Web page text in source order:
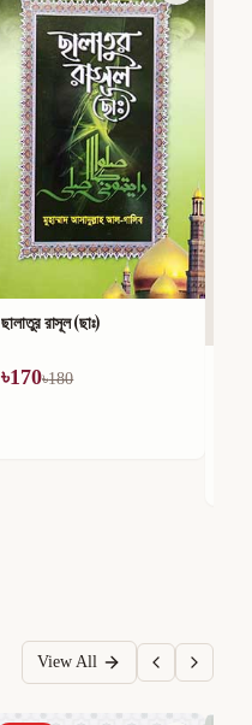
ছালাতুর রাসূল (ছাঃ)
৳170৳180
View All